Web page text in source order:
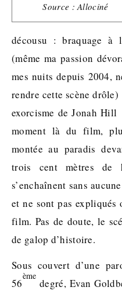
Source : Allociné
décousu : braquage à
(même ma passion
mes nuits depuis 2004,
rendre cette scène
exorcisme de Jonah
moment là du film,
montée au paradis
trois cent mètres de
s’enchaînent sans
et ne sont pas expliqués
film. Pas de doute, le
de galop d’histoire.
Sous couvert d’une
56
ème
degré, Evan